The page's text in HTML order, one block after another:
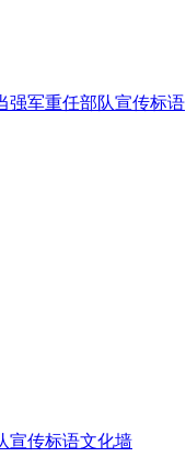
强军重任部队宣传标语
宣传标语文化墙